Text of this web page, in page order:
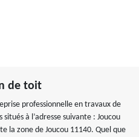
de toit
professionnelle en travaux de
à l’adresse suivante : Joucou
la zone de Joucou 11140. Quel que